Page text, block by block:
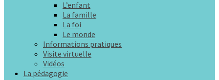
L’enfant
La famille
La foi
Le monde
Informations pratiques
Visite virtuelle
Vidéos
La pédagogie